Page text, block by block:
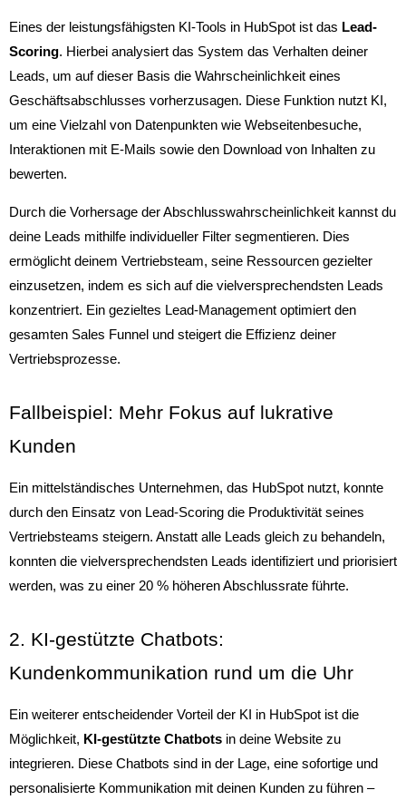
Eines der leistungsfähigsten KI-Tools in HubSpot ist das Lead-
Scoring. Hierbei analysiert das System das Verhalten deiner
Leads, um auf dieser Basis die Wahrscheinlichkeit eines
Geschäftsabschlusses vorherzusagen. Diese Funktion nutzt KI,
um eine Vielzahl von Datenpunkten wie Webseitenbesuche,
Interaktionen mit E-Mails sowie den Download von Inhalten zu
bewerten.
Durch die Vorhersage der Abschlusswahrscheinlichkeit kannst du
deine Leads mithilfe individueller Filter segmentieren. Dies
ermöglicht deinem Vertriebsteam, seine Ressourcen gezielter
einzusetzen, indem es sich auf die vielversprechendsten Leads
konzentriert. Ein gezieltes Lead-Management optimiert den
gesamten Sales Funnel und steigert die Effizienz deiner
Vertriebsprozesse.
Fallbeispiel: Mehr Fokus auf lukrative
Kunden
Ein mittelständisches Unternehmen, das HubSpot nutzt, konnte
durch den Einsatz von Lead-Scoring die Produktivität seines
Vertriebsteams steigern. Anstatt alle Leads gleich zu behandeln,
konnten die vielversprechendsten Leads identifiziert und priorisiert
werden, was zu einer 20 % höheren Abschlussrate führte.
2. KI-gestützte Chatbots:
Kundenkommunikation rund um die Uhr
Ein weiterer entscheidender Vorteil der KI in HubSpot ist die
Möglichkeit, KI-gestützte Chatbots in deine Website zu
integrieren. Diese Chatbots sind in der Lage, eine sofortige und
personalisierte Kommunikation mit deinen Kunden zu führen –